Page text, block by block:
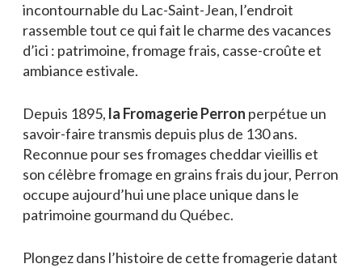
incontournable du Lac-Saint-Jean, l’endroit
rassemble tout ce qui fait le charme des vacances
d’ici : patrimoine, fromage frais, casse-croûte et
ambiance estivale.
Depuis 1895, la Fromagerie Perron perpétue un
savoir-faire transmis depuis plus de 130 ans.
Reconnue pour ses fromages cheddar vieillis et
son célèbre fromage en grains frais du jour, Perron
occupe aujourd’hui une place unique dans le
patrimoine gourmand du Québec.
Plongez dans l’histoire de cette fromagerie datant